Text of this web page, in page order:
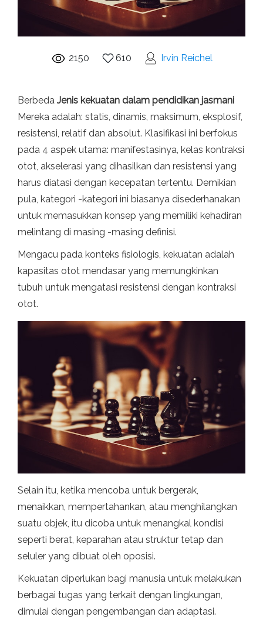
2150 610 Irvin Reichel
Berbeda Jenis kekuatan dalam pendidikan jasmani
Mereka adalah: statis, dinamis, maksimum, eksplosif,
resistensi, relatif dan absolut. Klasifikasi ini berfokus
pada 4 aspek utama: manifestasinya, kelas kontraksi
otot, akselerasi yang dihasilkan dan resistensi yang
harus diatasi dengan kecepatan tertentu. Demikian
pula, kategori -kategori ini biasanya disederhanakan
untuk memasukkan konsep yang memiliki kehadiran
melintang di masing -masing definisi.
Mengacu pada konteks fisiologis, kekuatan adalah
kapasitas otot mendasar yang memungkinkan
tubuh untuk mengatasi resistensi dengan kontraksi
otot.
Selain itu, ketika mencoba untuk bergerak,
menaikkan, mempertahankan, atau menghilangkan
suatu objek, itu dicoba untuk menangkal kondisi
seperti berat, keparahan atau struktur tetap dan
seluler yang dibuat oleh oposisi.
Kekuatan diperlukan bagi manusia untuk melakukan
berbagai tugas yang terkait dengan lingkungan,
dimulai dengan pengembangan dan adaptasi.